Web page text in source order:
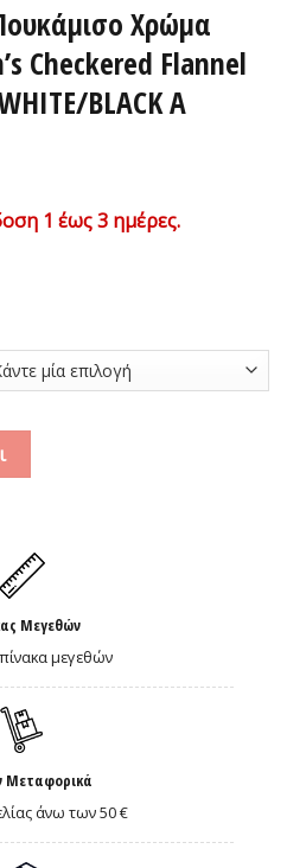
Χρώμα
Checkered Flannel
BLACK A
1 έως 3 ημέρες.
Μεγεθών
μεγεθών
Μεταφορικά
άνω των 50 €